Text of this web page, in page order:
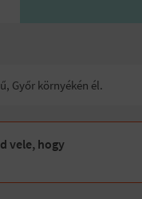
Győr környékén él.
vele, hogy